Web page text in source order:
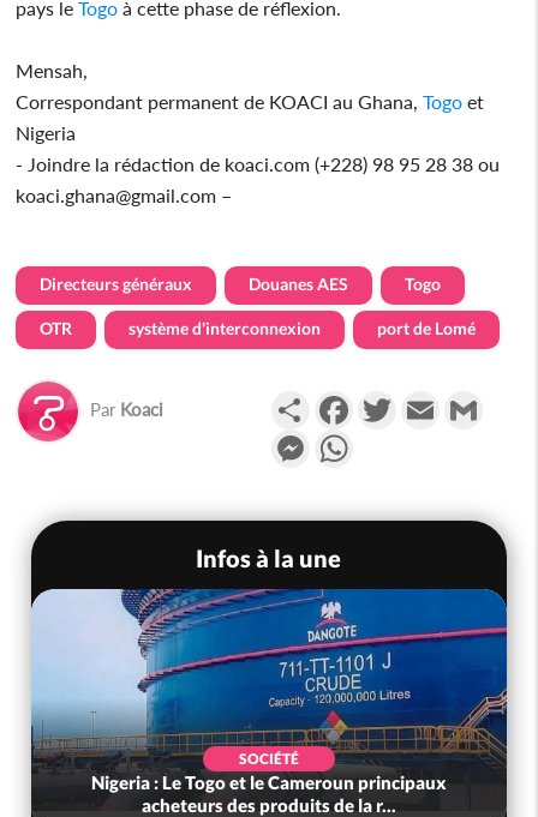
pays le Togo à cette phase de réflexion.
Mensah,
Correspondant permanent de KOACI au Ghana, Togo et
Nigeria
- Joindre la rédaction de koaci.com (+228) 98 95 28 38 ou
koaci.ghana@gmail.com –
Directeurs généraux Douanes AES Togo
OTR système d'interconnexion port de Lomé
Par Koaci PartagerFacebookTwitterEmail
Messenger
Infos à la une
SOCIÉTÉ
Nigeria : Le Togo et le Cameroun principaux
acheteurs des produits de la r...